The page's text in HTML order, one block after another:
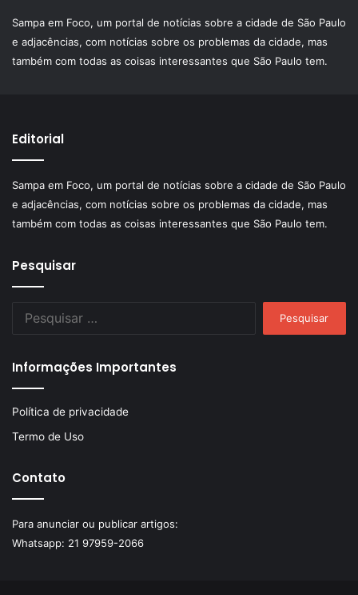
Sampa em Foco, um portal de notícias sobre a cidade de São Paulo
e adjacências, com notícias sobre os problemas da cidade, mas
também com todas as coisas interessantes que São Paulo tem.
Editorial
Sampa em Foco, um portal de notícias sobre a cidade de São Paulo
e adjacências, com notícias sobre os problemas da cidade, mas
também com todas as coisas interessantes que São Paulo tem.
Pesquisar
Informações Importantes
Política de privacidade
Termo de Uso
Contato
Para anunciar ou publicar artigos:
Whatsapp: 21 97959-2066